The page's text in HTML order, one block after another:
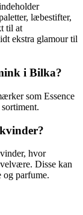
læbestifter,
til at
ekstra glamour til
i Bilka?
som Essence
hvor
Disse kan
og parfume.